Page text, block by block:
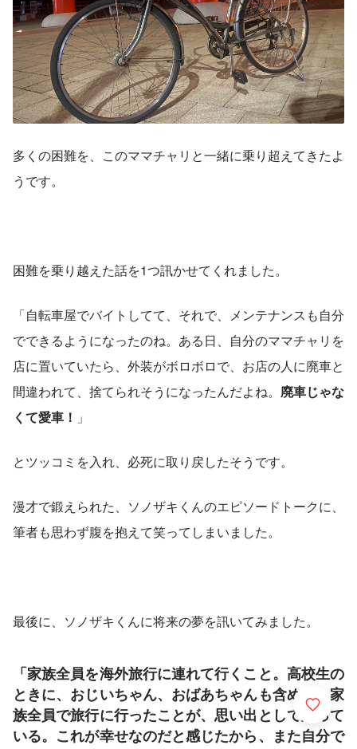
多くの困難を、このママチャリと一緒に乗り超えてきたよ
うです。
困難を乗り越えた話を1つ訊かせてくれました。
「自転車屋でバイトしてて、それで、メンテナンスも自分
でできるようになったのね。ある日、自分のママチャリを
店に置いていたら、外装がボロボロで、お店の人に廃車と
間違われて、捨てられそうになったんだよね。 廃車じゃな
くて愛車！ 」
とツッコミを入れ、必死に取り戻したそうです。
漫才で鍛えられた、ソノザキくんのエピソードトークに、
筆者も思わず腹を抱えて笑ってしまいました。
最後に、ソノザキくんに将来の夢を訊いてみました。
「家族全員を海外旅行に連れて行くこと。高校生の
ときに、おじいちゃん、おばあちゃんも含めて、家
族全員で旅行に行ったことが、思い出として残って
いる。これが幸せなのだと感じたから、また自分で